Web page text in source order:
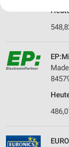
Website/App.
Partnerliste
IAB-
Speichern von
auf einem
Verwendung
Werbung